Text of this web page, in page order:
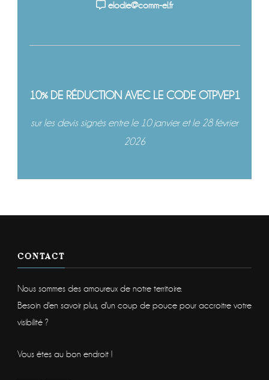
elodie@comm-el.fr
10% DE RÉDUCTION AVEC LE CODE OTPVEP1
sur les devis signés entre le 10 janvier et le 28 février
2026
CONTACT
Nous sommes des amoureux de notre territoire.
Besoin d'en savoir plus, d'un coup de pouce pour accroitre votre
visibilité ?
Vous êtes au bon endroit !